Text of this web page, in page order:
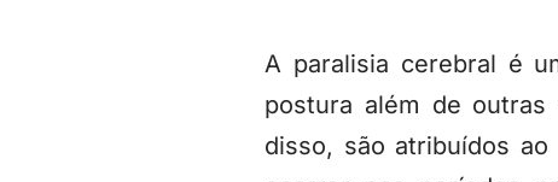
A paralisia cerebral é
postura além de
disso, são atribuídos